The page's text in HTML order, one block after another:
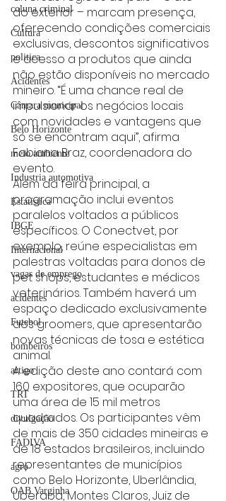
coluna criminal
Cultura
politica
Acidentes
Câmara municipal
Belo Horizonte
meio ambiente
Industria automotiva
Estatística
IBGE
Internacional
vagas de emprego
acidentes
Futebol
bombeiros
artigo
TRT
divulgação
FADIVA
agro
OAB Varginha
do exterior – marcam presença,
oferecendo condições comerciais
exclusivas, descontos significativos
e acesso a produtos que ainda
não estão disponíveis no mercado
mineiro. “É uma chance real de
impulsionar os negócios locais
com novidades e vantagens que
só se encontram aqui”, afirma
Fabiana Braz, coordenadora do
evento.
Além da feira principal, a
programação inclui eventos
paralelos voltados a públicos
específicos. O Conectvet, por
exemplo, reúne especialistas em
palestras voltadas para donos de
pet shops, estudantes e médicos
veterinários. Também haverá um
espaço dedicado exclusivamente
aos groomers, que apresentarão
novas técnicas de tosa e estética
animal.
A edição deste ano contará com
160 expositores, que ocuparão
uma área de 15 mil metros
quadrados. Os participantes vêm
de mais de 350 cidades mineiras e
de 18 estados brasileiros, incluindo
representantes de municípios
como Belo Horizonte, Uberlândia,
Uberaba, Montes Claros, Juiz de